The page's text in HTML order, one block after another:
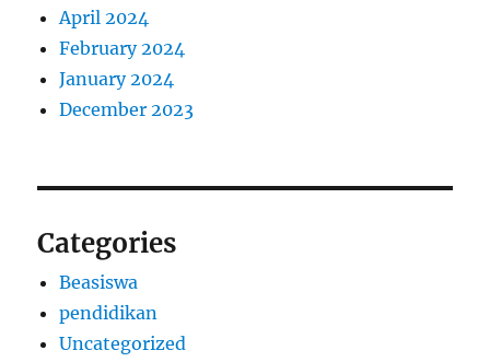
April 2024
February 2024
January 2024
December 2023
Categories
Beasiswa
pendidikan
Uncategorized